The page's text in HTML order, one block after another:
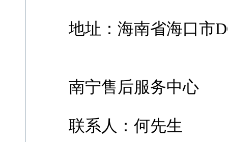
地址：海南省海口市
南宁售后服务中心
联系人：何先生